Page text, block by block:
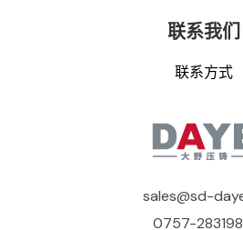
联系我们
联系方式
sales@sd-
0757-